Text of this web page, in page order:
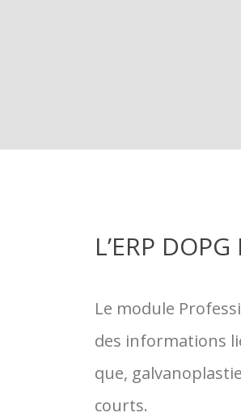
L’ERP
Le module
des informations
que,
courts.